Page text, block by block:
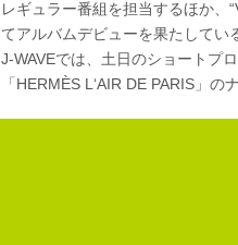
レギュラー番組を担当するほか、
てアルバムデビューを果たしてい
J-WAVEでは、土日のショートプ
「HERMÈS L‘AIR DE PARIS」